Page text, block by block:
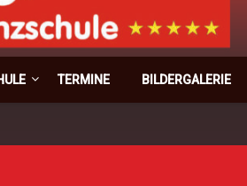
Müller`s
TERMINE BILDERGALERIE